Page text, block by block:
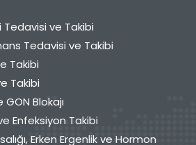
Tedavisi ve Takibi
Tedavisi ve Takibi
Takibi
Takibi
Blokajı
Enfeksiyon Takibi
Erken Ergenlik ve Hormon